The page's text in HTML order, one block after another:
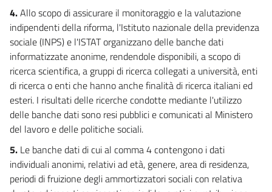
4.Allo scopo di assicurare il monitoraggio e la valutazione
indipendenti della riforma, l'Istituto nazionale della previdenza
sociale (INPS) e l'ISTAT organizzano delle banche dati
informatizzate anonime, rendendole disponibili, a scopo di
ricerca scientifica, a gruppi di ricerca collegati a università, enti
di ricerca o enti che hanno anche finalità di ricerca italiani ed
esteri. I risultati delle ricerche condotte mediante l'utilizzo
delle banche dati sono resi pubblici e comunicati al Ministero
del lavoro e delle politiche sociali.
5. Le banche dati di cui al comma 4 contengono i dati
individuali anonimi, relativi ad età, genere, area di residenza,
periodi di fruizione degli ammortizzatori sociali con relativa